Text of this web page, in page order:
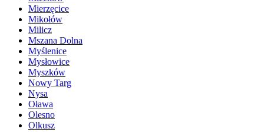
Mierzęcice
Mikołów
Milicz
Mszana Dolna
Myślenice
Mysłowice
Myszków
Nowy Targ
Nysa
Oława
Olesno
Olkusz